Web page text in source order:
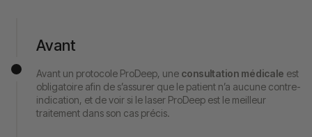
Avant
Avant un protocole ProDeep, une consultation médicale est
obligatoire afin de s’assurer que le patient n’a aucune contre-
indication, et de voir si le laser ProDeep est le meilleur
traitement dans son cas précis.